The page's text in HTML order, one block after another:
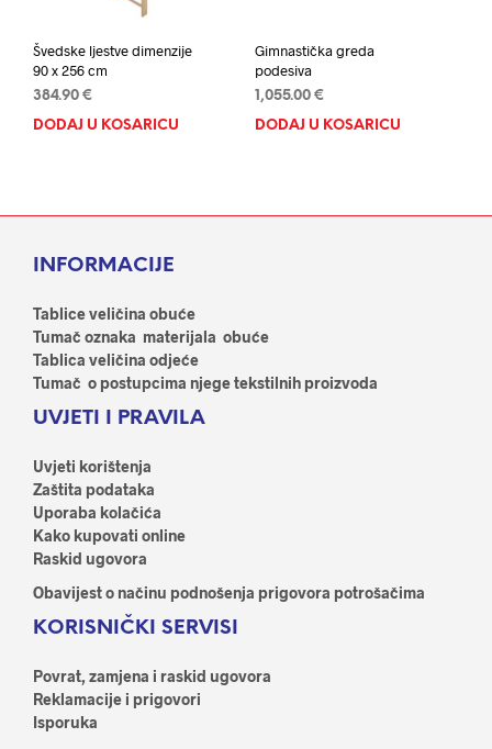
Švedske ljestve dimenzije
90 x 256 cm
384.90 €
DODAJ U KOŠARICU
Gimnastička greda
podesiva
1,055.00 €
DODAJ U KOŠARICU
INFORMACIJE
Tablice veličina obuće
Tumač oznaka materijala obuće
Tablica veličina odjeće
Tumač o postupcima njege tekstilnih proizvoda
UVJETI I PRAVILA
Uvjeti korištenja
Zaštita podataka
Uporaba kolačića
Kako kupovati online
Raskid ugovora
Obavijest o načinu podnošenja prigovora potrošačima
KORISNIČKI SERVISI
Povrat, zamjena i raskid ugovora
Reklamacije i prigovori
Isporuka